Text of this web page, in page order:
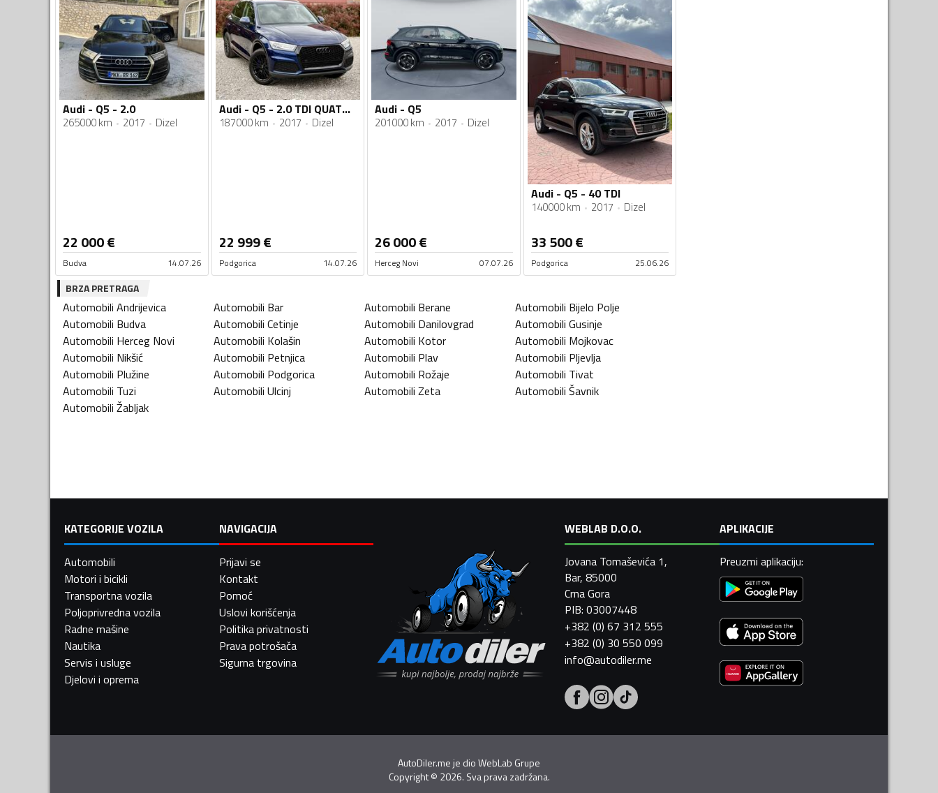
Audi - Q5 - 2.0
265000 km 2017 Dizel
22 000€
Budva 14.07.26
Audi - Q5 - 2.0 TDI QUATTRO
187000 km 2017 Dizel
22 999€
Podgorica 14.07.26
Audi - Q5
201000 km 2017 Dizel
26 000€
Herceg Novi 07.07.26
Audi - Q5 - 40 TDI
140000 km 2017 Dizel
33 500€
Podgorica 25.06.26
BRZA PRETRAGA
Automobili Andrijevica Automobili Bar Automobili Berane Automobili Bijelo Polje
Automobili Budva Automobili Cetinje Automobili Danilovgrad Automobili Gusinje
Automobili Herceg Novi Automobili Kolašin Automobili Kotor Automobili Mojkovac
Automobili Nikšić Automobili Petnjica Automobili Plav Automobili Pljevlja
Automobili Plužine Automobili Podgorica Automobili Rožaje Automobili Tivat
Automobili Tuzi Automobili Ulcinj Automobili Zeta Automobili Šavnik
Automobili Žabljak
KATEGORIJE VOZILA
Automobili
Motori i bicikli
Transportna vozila
Poljoprivredna vozila
Radne mašine
Nautika
Servis i usluge
Djelovi i oprema
NAVIGACIJA
Prijavi se
Kontakt
Pomoć
Uslovi korišćenja
Politika privatnosti
Prava potrošača
Sigurna trgovina
WEBLAB D.O.O.
Jovana Tomaševića 1,
Bar, 85000
Crna Gora
PIB: 03007448
+382 (0) 67 312 555
+382 (0) 30 550 099
info@autodiler.me
APLIKACIJE
Preuzmi aplikaciju:
AutoDiler.me je dioWebLab Grupe
Copyright© 2026. Sva prava zadržana.